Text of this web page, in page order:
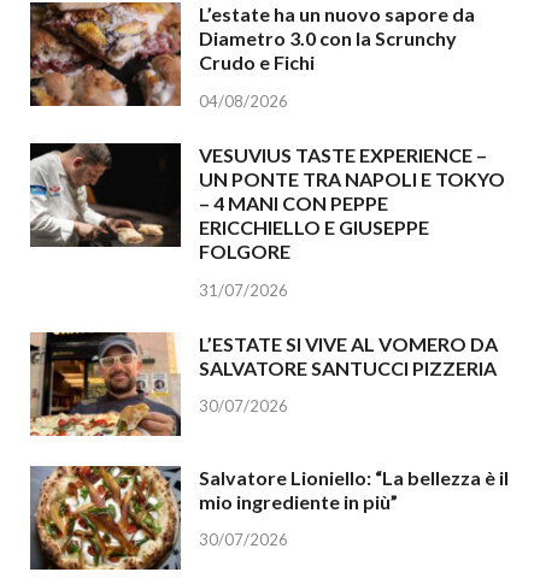
L’estate ha un nuovo sapore da
Diametro 3.0 con la Scrunchy
Crudo e Fichi
04/08/2026
VESUVIUS TASTE EXPERIENCE –
UN PONTE TRA NAPOLI E TOKYO
– 4 MANI CON PEPPE
ERICCHIELLO E GIUSEPPE
FOLGORE
31/07/2026
L’ESTATE SI VIVE AL VOMERO DA
SALVATORE SANTUCCI PIZZERIA
30/07/2026
Salvatore Lioniello: “La bellezza è il
mio ingrediente in più”
30/07/2026